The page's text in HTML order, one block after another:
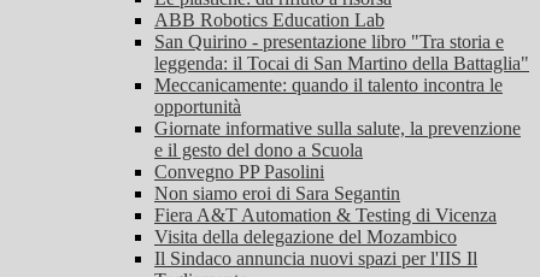
ABB Robotics Education Lab
San Quirino - presentazione libro "Tra storia e
leggenda: il Tocai di San Martino della Battaglia"
Meccanicamente: quando il talento incontra le
opportunità
Giornate informative sulla salute, la prevenzione
e il gesto del dono a Scuola
Convegno PP Pasolini
Non siamo eroi di Sara Segantin
Fiera A&T Automation & Testing di Vicenza
Visita della delegazione del Mozambico
Il Sindaco annuncia nuovi spazi per l'IIS Il